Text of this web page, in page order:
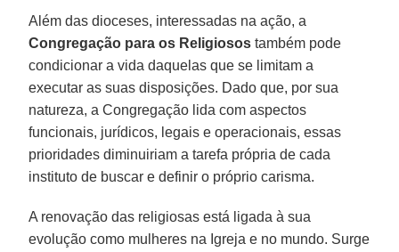
Além das dioceses, interessadas na ação, a
Congregação para os Religiosos também pode
condicionar a vida daquelas que se limitam a
executar as suas disposições. Dado que, por sua
natureza, a Congregação lida com aspectos
funcionais, jurídicos, legais e operacionais, essas
prioridades diminuiriam a tarefa própria de cada
instituto de buscar e definir o próprio carisma.
A renovação das religiosas está ligada à sua
evolução como mulheres na Igreja e no mundo. Surge